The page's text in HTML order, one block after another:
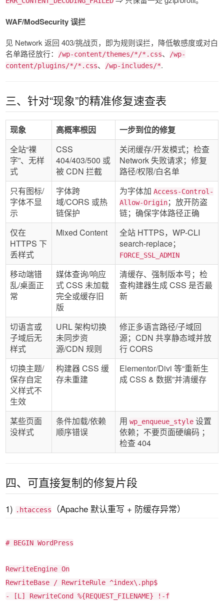
WAF/ModSecurity 误拦
见 Network 返回 403/挑战页，即为规则误拦，降低敏感度或对白
名单路径放行：
/wp-content/themes/*/*.css、
/wp-
content/plugins/*/*.css、 /wp-includes/*.
三、针对“现象”的精准修复速查表
现象 高概率根因
一步到位的修复
全站“裸
字”、无样
式
CSS
404/403/500 或
被 CDN 拦截
关闭缓存/开发模式；检查
Network 失败请求；修复
路径/权限/白名单
只有图标/
字体不显
示
字体跨
域/CORS 或热
链保护
为字体加 Access-Control-
Allow-Origin；放开防盗
链；确保字体路径正确
仅在
HTTPS 下
丢样式
Mixed Content
全站 HTTPS，WP-CLI
search-replace；
FORCE_SSL_ADMIN
移动端错
乱/桌面正
常
媒体查询/响应
式 CSS 未加载
完全或缓存旧
版
清缓存、强制版本号；检
查构建器生成 CSS 是否最
新
切语言或
子域后无
样式
URL 架构切换
未同步资
源/CDN 规则
修正多语言路径/子域回
源；CDN 共享静态域并放
行 CORS
切换主题/
保存自定
义样式不
生效
构建器 CSS 缓
存未重建
Elementor/Divi 等“重新生
成 CSS & 数据”并清缓存
某些页面
没样式
条件加载/依赖
顺序错误
用 wp_enqueue_style 设置
依赖；不要页面硬编码 ；
检查 404
四、可直接复制的修复片段
1) .htaccess （Apache 默认重写 + 防缓存异常）
# BEGIN WordPress
RewriteEngine On
RewriteBase / RewriteRule ^index\.php$
- [L] RewriteCond %{REQUEST_FILENAME} !-f